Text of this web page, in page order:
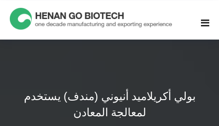
content
بولي أكريلاميد أنيوني (مندف) يستخدم
لمعالجة المعادن